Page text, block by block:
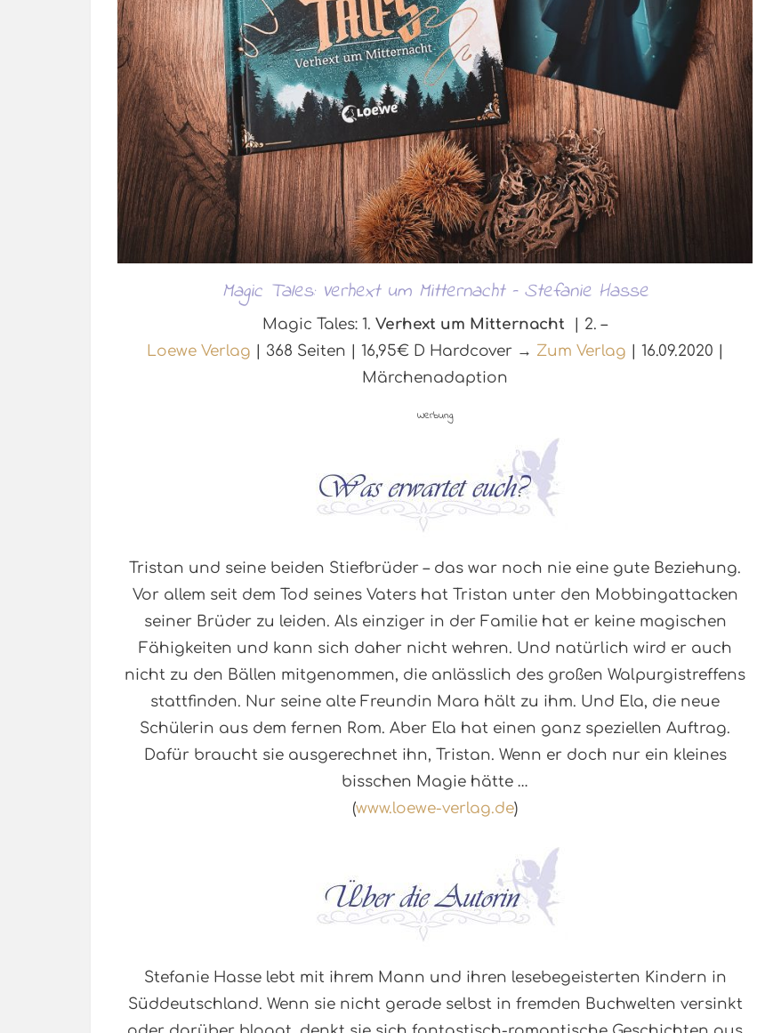
Magic Tales: Verhext um Mitternacht – Stefanie Hasse
Magic Tales: 1. Verhext um Mitternacht | 2. –
Loewe Verlag | 368 Seiten | 16,95€ D Hardcover → Zum Verlag | 16.09.2020 |
Märchenadaption
Werbung
Tristan und seine beiden Stiefbrüder – das war noch nie eine gute Beziehung.
Vor allem seit dem Tod seines Vaters hat Tristan unter den Mobbingattacken
seiner Brüder zu leiden. Als einziger in der Familie hat er keine magischen
Fähigkeiten und kann sich daher nicht wehren. Und natürlich wird er auch
nicht zu den Bällen mitgenommen, die anlässlich des großen Walpurgistreffens
stattfinden. Nur seine alte Freundin Mara hält zu ihm. Und Ela, die neue
Schülerin aus dem fernen Rom. Aber Ela hat einen ganz speziellen Auftrag.
Dafür braucht sie ausgerechnet ihn, Tristan. Wenn er doch nur ein kleines
bisschen Magie hätte …
(www.loewe-verlag.de)
Stefanie Hasse lebt mit ihrem Mann und ihren lesebegeisterten Kindern in
Süddeutschland. Wenn sie nicht gerade selbst in fremden Buchwelten versinkt